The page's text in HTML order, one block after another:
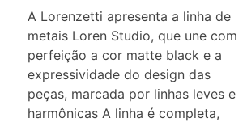
A Lorenzetti apresenta a linha de
metais Loren Studio, que une com
perfeição a cor matte black e a
expressividade do design das
peças, marcada por linhas leves e
harmônicas A linha é completa,